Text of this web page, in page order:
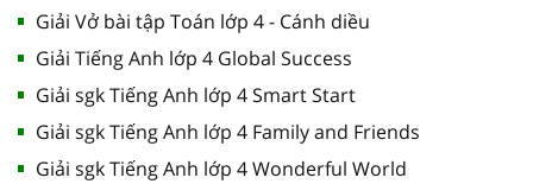
Giải Vở bài tập Toán lớp 4 - Cánh diều
Giải Tiếng Anh lớp 4 Global Success
Giải sgk Tiếng Anh lớp 4 Smart Start
Giải sgk Tiếng Anh lớp 4 Family and Friends
Giải sgk Tiếng Anh lớp 4 Wonderful World